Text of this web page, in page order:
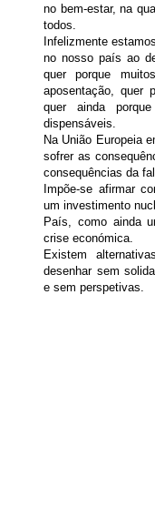
no bem-estar, na
todos.
Infelizmente
no nosso país ao
quer porque
aposentação, quer
quer ainda
dispensáveis.
Na União Europeia
sofrer as
consequências da
Impõe-se afirmar
um investimento
País, como ainda
crise económica.
Existem
desenhar sem
e sem perspetivas.